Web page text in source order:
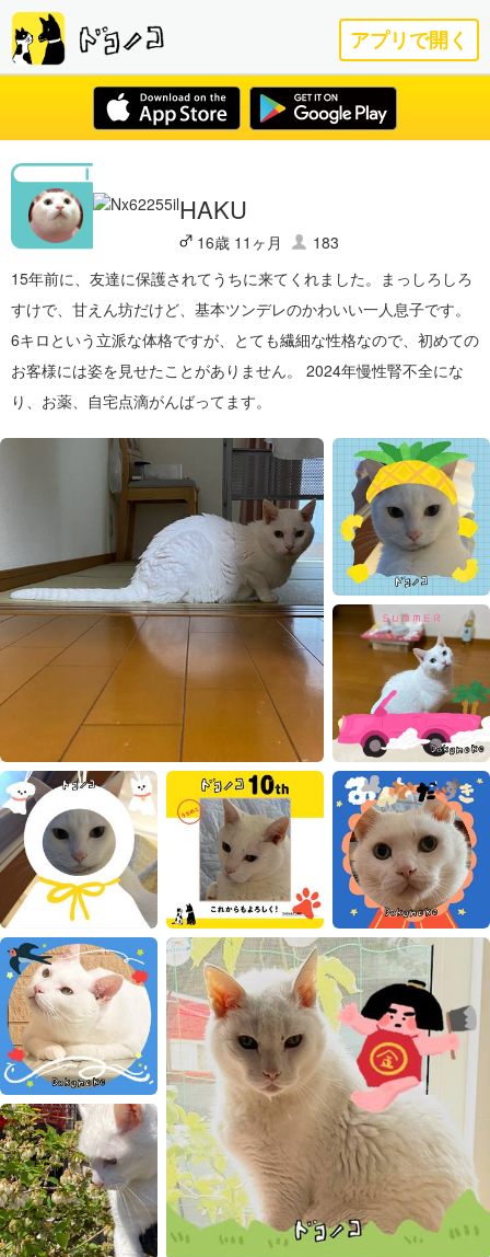
アプリで開く
HAKU
16歳 11ヶ月
183
15年前に、友達に保護されてうちに来てくれました。まっしろしろ
すけで、甘えん坊だけど、基本ツンデレのかわいい一人息子です。
6キロという立派な体格ですが、とても繊細な性格なので、初めての
お客様には姿を見せたことがありません。 2024年慢性腎不全にな
り、お薬、自宅点滴がんばってます。